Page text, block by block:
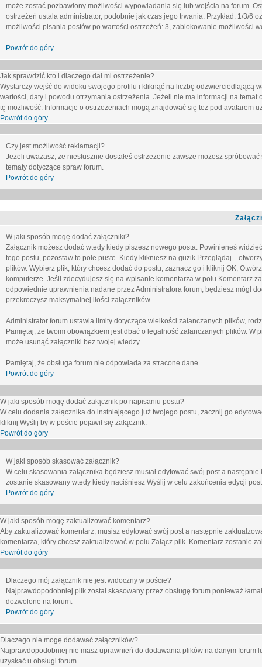
może zostać pozbawiony możliwości wypowiadania się lub wejścia na forum.
ostrzeżeń ustala administrator, podobnie jak czas jego trwania. Przykład: 1/3/6
możliwości pisania postów po wartości ostrzeżeń: 3, zablokowanie możliwości
Powrót do góry
Jak sprawdzić kto i dlaczego dał mi ostrzeżenie?
Wystarczy wejść do widoku swojego profilu i kliknąć na liczbę odzwierciedlającą
wartości, daty i powodu otrzymania ostrzeżenia. Jeżeli nie ma informacji na temat
tę możliwość. Informacje o ostrzeżeniach mogą znajdować się też pod avatarem
Powrót do góry
Czy jest możliwość reklamacji?
Jeżeli uważasz, że niesłusznie dostałeś ostrzeżenie zawsze możesz
tematy dotyczące spraw forum.
Powrót do góry
W jaki sposób mogę dodać załączniki?
Załącznik możesz dodać wtedy kiedy piszesz nowego posta. Powinieneś
tego postu, pozostaw to pole puste. Kiedy klikniesz na guzik Przeglądaj...
plików. Wybierz plik, który chcesz dodać do postu, zaznacz go i kliknij OK,
komputerze. Jeśli zdecydujesz się na wpisanie komentarza w polu Komentarz
odpowiednie uprawnienia nadane przez Administratora forum, będziesz mógł
przekroczysz maksymalnej ilości załączników.
Administrator forum ustawia limity dotyczące wielkości załanczanych plików,
Pamiętaj, że twoim obowiązkiem jest dbać o legalność załanczanych plików.
może usunąć załączniki bez twojej wiedzy.
Pamiętaj, że obsługa forum nie odpowiada za stracone dane.
Powrót do góry
W jaki sposób mogę dodać załącznik po napisaniu postu?
W celu dodania załącznika do instniejącego już twojego postu, zacznij go
kliknij Wyślij by w poście pojawił się załącznik.
Powrót do góry
W jaki sposób skasować załącznik?
W celu skasowania załącznika będziesz musiał edytować swój post a
zostanie skasowany wtedy kiedy naciśniesz Wyślij w celu zakońcenia edycji
Powrót do góry
W jaki sposób mogę zaktualizować komentarz?
Aby zaktualizować komentarz, musisz edytować swój post a następnie
komentarza, który chcesz zaktualizować w polu Załącz plik. Komentarz zostanie
Powrót do góry
Dlaczego mój załącznik nie jest widoczny w poście?
Najprawdopodobniej plik został skasowany przez obsługę forum ponieważ
dozwolone na forum.
Powrót do góry
Dlaczego nie mogę dodawać załączników?
Najprawdopodobniej nie masz uprawnień do dodawania plików na danym forum
uzyskać u obsługi forum.